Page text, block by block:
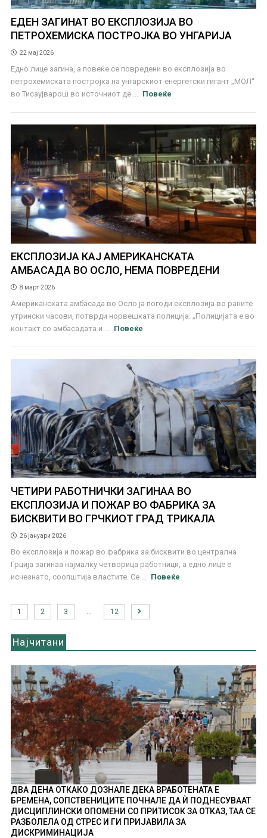
ЕДЕН ЗАГИНАТ ВО ЕКСПЛОЗИЈА ВО
ПЕТРОХЕМИСКА ПОСТРОЈКА ВО УНГАРИЈА
22 мај 2026
Едно лице загина, а повеќе се повредени во експлозија во
петрохемиската постројка на унгарскиот енергетски гигант „МОЛ“
во Тисаујварош во источниот де ...
Повеќе
ЕКСПЛОЗИЈА КАЈ АМЕРИКАНСКАТА
АМБАСАДА ВО ОСЛО, НЕМА ПОВРЕДЕНИ
8 март 2026
Американската амбасада во Осло ја погоди експлозија во раните
утрински часови, потврди норвешката полиција. „Полицијата е во
контакт со амбасадата и ...
Повеќе
ЧЕТИРИ РАБОТНИЧКИ ЗАГИНАА ВО
ЕКСПЛОЗИЈА И ПОЖАР ВО ФАБРИКА ЗА
БИСКВИТИ ВО ГРЧКИОТ ГРАД ТРИКАЛА
26 јануари 2026
Во експлозија и пожар во фабрика за бисквити во централна
Грција загинаа најмалку четворица работници, а едно лице е
исчезнато, соопштија властите. Се ...
Повеќе
1 2 3 12
Најчитани
ДВА ДЕНА ОТКАКО ДОЗНАЛЕ ДЕКА ВРАБОТЕНАТА Е
БРЕМЕНА, СОПСТВЕНИЦИТЕ ПОЧНАЛЕ ДА Ѝ ПОДНЕСУВААТ
ДИСЦИПЛИНСКИ ОПОМЕНИ СО ПРИТИСОК ЗА ОТКАЗ, ТАА СЕ
РАЗБОЛЕЛА ОД СТРЕС И ГИ ПРИЈАВИЛА ЗА
ДИСКРИМИНАЦИЈА